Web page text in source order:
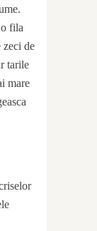
fila
zeci de
tarile
mare